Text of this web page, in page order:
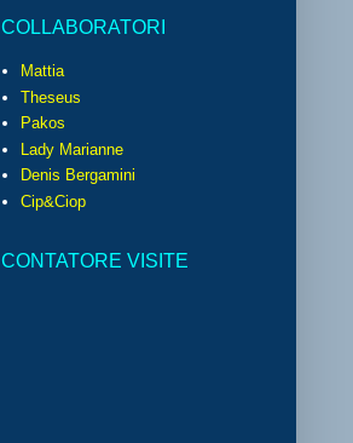
COLLABORATORI
Mattia
Theseus
Pakos
Lady Marianne
Denis Bergamini
Cip&Ciop
CONTATORE VISITE